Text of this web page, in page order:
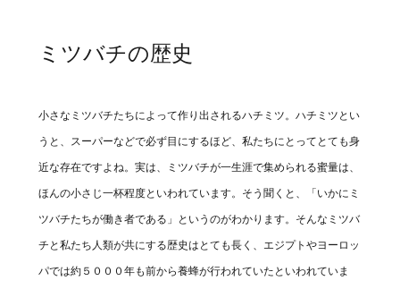
ミツバチの歴史
小さなミツバチたちによって作り出されるハチミツ。ハチミツとい
うと、スーパーなどで必ず目にするほど、私たちにとってとても身
近な存在ですよね。実は、ミツバチが一生涯で集められる蜜量は、
ほんの小さじ一杯程度といわれています。そう聞くと、「いかにミ
ツバチたちが働き者である」というのがわかります。そんなミツバ
チと私たち人類が共にする歴史はとても長く、エジプトやヨーロッ
パでは約５０００年も前から養蜂が行われていたといわれていま